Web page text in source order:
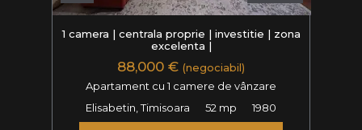
1 camera | centrala proprie | investitie | zona
excelenta |
88,000 € (negociabil)
Apartament cu 1 camere de vânzare
Elisabetin, Timisoara
52 mp 1980